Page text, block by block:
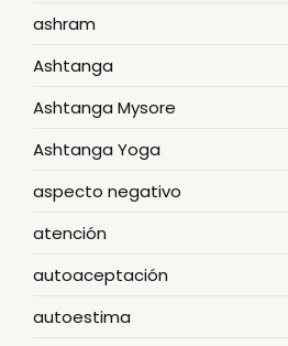
ashram
Ashtanga
Ashtanga Mysore
Ashtanga Yoga
aspecto negativo
atención
autoaceptación
autoestima